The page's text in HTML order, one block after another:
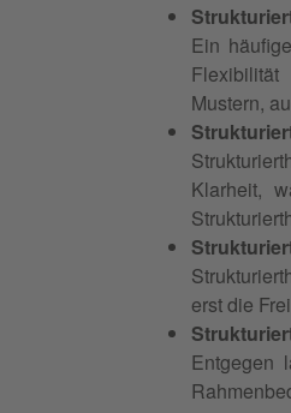
Ein
Mustern,
Klarheit,
erst die
Entgegen